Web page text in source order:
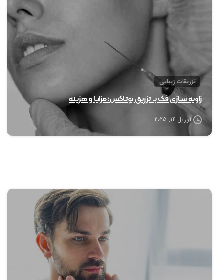
تزریقات زیبایی
زاویه سازی فک با تزریق بوتاکس؛ مزایا و هزینه
آوریل 14, 2025